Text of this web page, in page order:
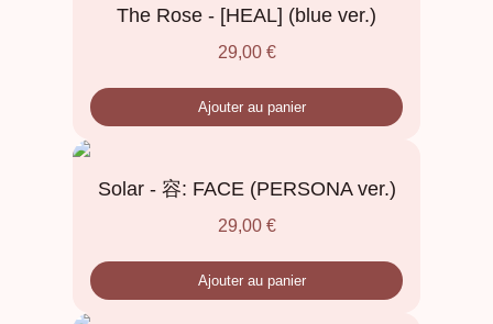
The Rose - [HEAL] (blue ver.)
29,00 €
Ajouter au panier
Solar - 容: FACE (PERSONA ver.)
29,00 €
Ajouter au panier